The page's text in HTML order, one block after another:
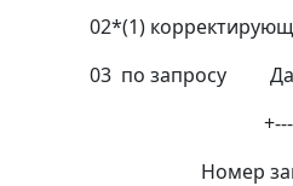
02*(1)
03 по запросу Дата
+---+ +---+
Номер запроса